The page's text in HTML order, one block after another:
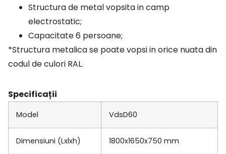
Structura de metal vopsita in camp
electrostatic;
Capacitate 6 persoane;
*Structura metalica se poate vopsi in orice nuata din
codul de culori RAL.
Specificații
Model VdsD60
Dimensiuni (Lxlxh) 1800x1650x750 mm